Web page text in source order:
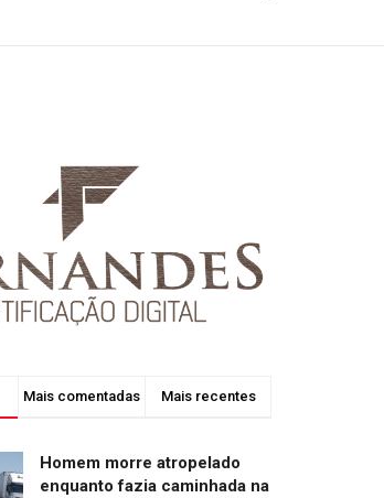
Mais comentadas Mais recentes
Homem morre atropelado
enquanto fazia caminhada na